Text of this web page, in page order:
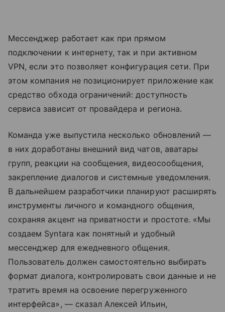
Мессенджер работает как при прямом
подключении к интернету, так и при активном
VPN, если это позволяет конфигурация сети. При
этом компания не позиционирует приложение как
средство обхода ограничений: доступность
сервиса зависит от провайдера и региона.
Команда уже выпустила несколько обновлений —
в них доработаны внешний вид чатов, аватары
групп, реакции на сообщения, видеосообщения,
закрепление диалогов и системные уведомления.
В дальнейшем разработчики планируют расширять
инструменты личного и командного общения,
сохраняя акцент на приватности и простоте. «Мы
создаем Syntara как понятный и удобный
мессенджер для ежедневного общения.
Пользователь должен самостоятельно выбирать
формат диалога, контролировать свои данные и не
тратить время на освоение перегруженного
интерфейса», — сказал Алексей Ильин,